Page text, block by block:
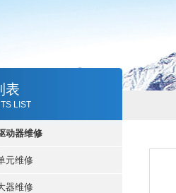
表
LIST
动器维修
元维修
器维修